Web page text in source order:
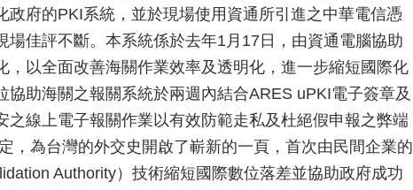
政府的PKI系統，並於現場使用資通所引進之中華電信憑
佳評不斷。本系統係於去年1月17日，由資通電腦協助
，以全面改善海關作業效率及透明化，進一步縮短國際化
助海關之報關系統於兩週內結合ARES uPKI電子簽章及
之線上電子報關作業以有效防範走私及杜絕假申報之弊端
，為台灣的外交史開啟了嶄新的一頁，首次由民間企業的
Authority）技術縮短國際數位落差並協助政府成功